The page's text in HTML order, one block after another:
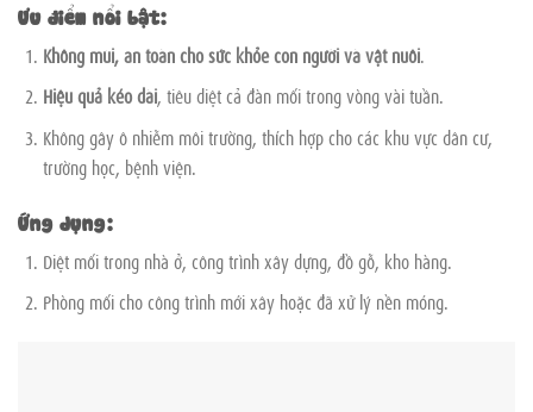
Ưu điểm nổi bật:
Không mùi, an toàn cho sức khỏe con người và vật nuôi.
Hiệu quả kéo dài, tiêu diệt cả đàn mối trong vòng vài tuần.
Không gây ô nhiễm môi trường, thích hợp cho các khu vực dân cư,
trường học, bệnh viện.
Ứng dụng:
Diệt mối trong nhà ở, công trình xây dựng, đồ gỗ, kho hàng.
Phòng mối cho công trình mới xây hoặc đã xử lý nền móng.